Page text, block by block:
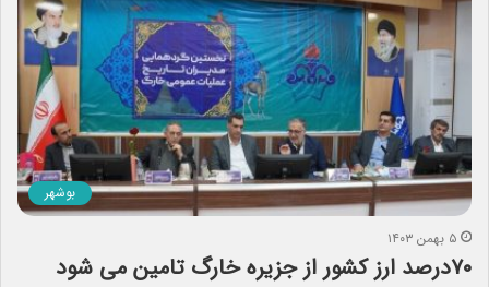
بوشهر
۵ بهمن ۱۴۰۳
۷۰درصد ارز کشور از جزیره خارگ تامین می شود